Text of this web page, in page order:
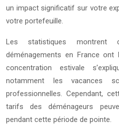
un impact significatif sur votre
votre portefeuille.
Les statistiques
déménagements en France
concentration estivale
notamment les vacances
professionnelles. Cependant,
tarifs des déménageurs
pendant cette période de pointe.